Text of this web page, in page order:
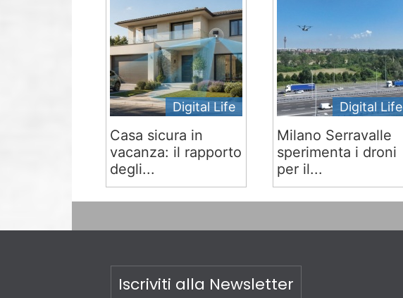
Digital Life
Casa sicura in
vacanza: il rapporto
degli...
Digital Life
Milano Serravalle
sperimenta i droni
per il...
Iscriviti alla Newsletter